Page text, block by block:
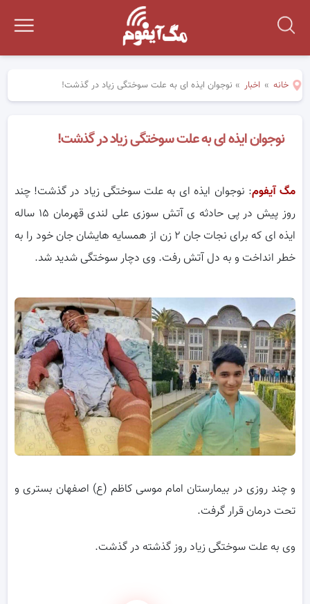
خانه » اخبار » نوجوان ایذه ای به علت سوختگی زیاد در گذشت!
نوجوان ایذه ای به علت سوختگی زیاد در گذشت!
مگ آیفوم: نوجوان ایذه ای به علت سوختگی زیاد در گذشت! چند
روز پیش در پی حادثه ی آتش سوزی علی لندی قهرمان ۱۵ ساله
ایذه ای که برای نجات جان ۲ زن از همسایه هایشان جان خود را به
خطر انداخت و به دل آتش رفت. وی دچار سوختگی شدید شد.
و چند روزی در بیمارستان امام موسی کاظم (ع) اصفهان بستری و
تحت درمان قرار گرفت.
وی به علت سوختگی زیاد روز گذشته در گذشت.